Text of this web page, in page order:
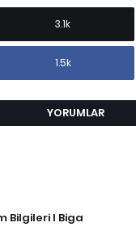
3.1k
1.5k
YORUMLAR
Bilgileri I Biga